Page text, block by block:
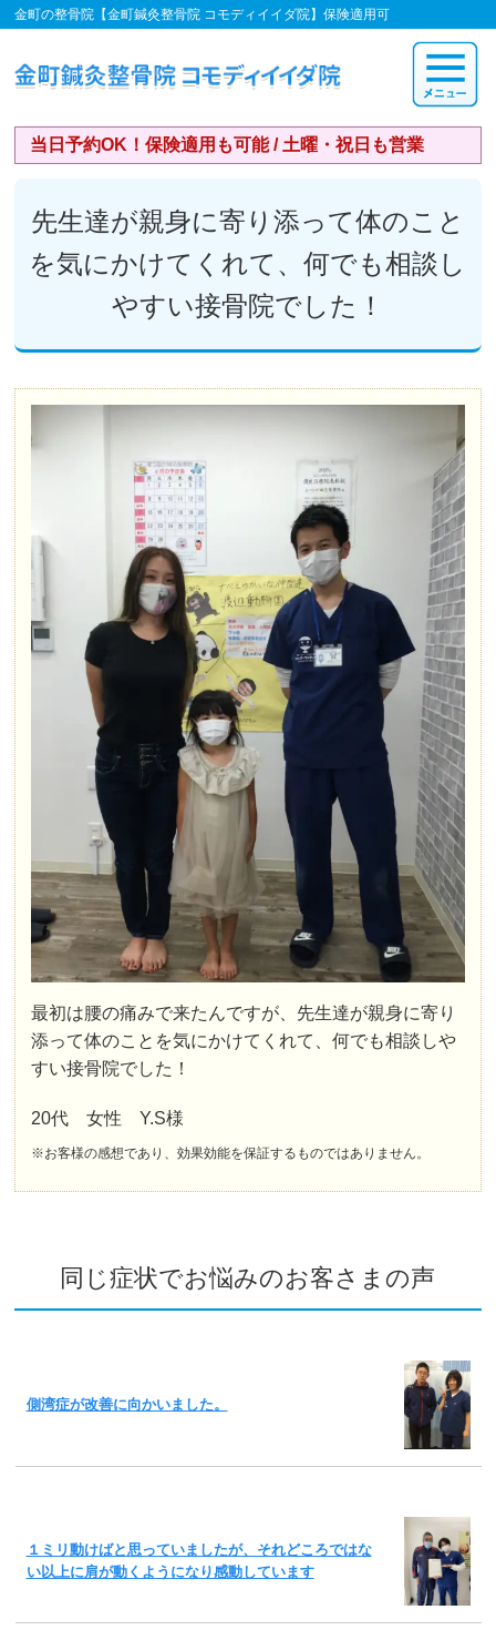
金町の整骨院【金町鍼灸整骨院 コモディイイダ院】保険適用可
当日予約OK！保険適用も可能 / 土曜・祝日も営業
先生達が親身に寄り添って体のこと
を気にかけてくれて、何でも相談し
やすい接骨院でした！
最初は腰の痛みで来たんですが、先生達が親身に寄り
添って体のことを気にかけてくれて、何でも相談しや
すい接骨院でした！
20代 女性 Y.S様
※お客様の感想であり、効果効能を保証するものではありません。
同じ症状でお悩みのお客さまの声
側湾症が改善に向かいました。
１ミリ動けばと思っていましたが、それどころではな
い以上に肩が動くようになり感動しています